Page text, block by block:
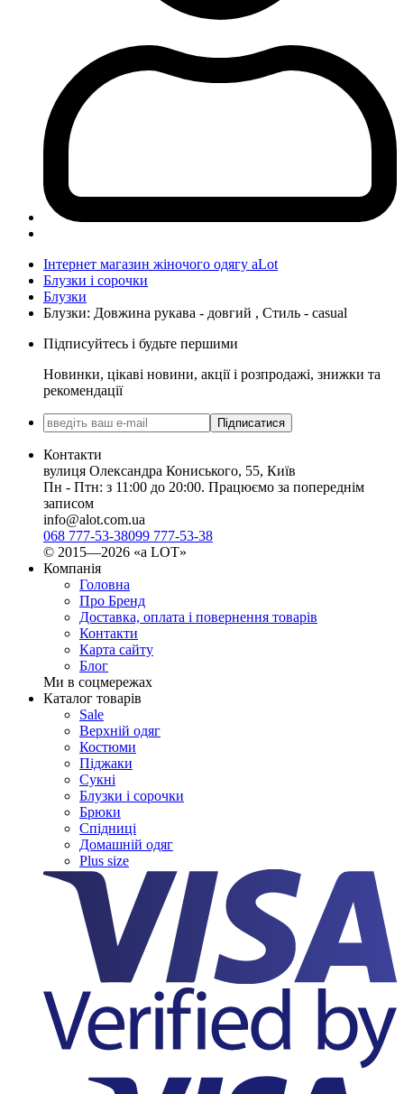
Інтернет магазин жіночого одягу aLot
Блузки і сорочки
Блузки
Блузки: Довжина рукава - довгий , Стиль - casual
Підписуйтесь і будьте першими
Новинки, цікаві новини, акції і розпродажі, знижки та
рекомендації
Підписатися
Контакти
вулиця Олександра Кониського, 55, Київ
Пн - Птн: з 11:00 до 20:00. Працюємо за попереднім
записом
info@alot.com.ua
068 777-53-38099 777-53-38
© 2015—2026 «а LOT»
Компанія
Головна
Про Бренд
Доставка, оплата і повернення товарів
Контакти
Карта сайту
Блог
Ми в соцмережах
Каталог товарів
Sale
Верхній одяг
Костюми
Піджаки
Сукні
Блузки і сорочки
Брюки
Спідниці
Домашній одяг
Plus size